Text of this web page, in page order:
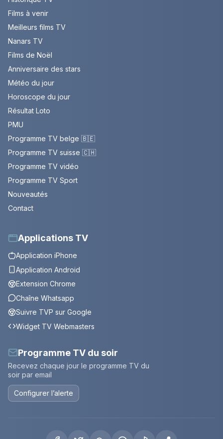
Films à venir
Meilleurs films TV
Nanars TV
Films de Noël
Anniversaire des stars
Météo du jour
Horoscope du jour
Résultat Loto
PMU
Programme TV belge 🇧🇪
Programme TV suisse 🇨🇭
Programme TV vidéo
Programme TV Sport
Nouveautés
Contact
Applications TV
Application iPhone
Application Android
Extension Chrome
Chaîne Whatsapp
Suivre TVP sur Google
Widget TV Webmasters
Programme TV du soir
Recevez chaque jour le programme TV du
soir par email
Configurer l’alerte